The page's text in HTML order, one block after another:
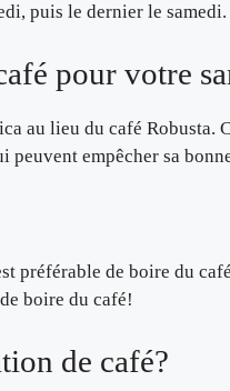
puis le dernier le samedi.
pour votre
au lieu du café
empêcher sa
préférable de boire du
boire du café!
de café?